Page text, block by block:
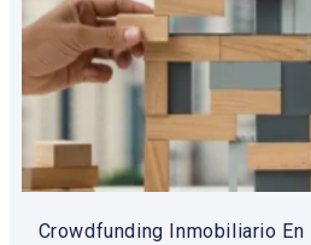
Crowdfunding Inmobiliario En